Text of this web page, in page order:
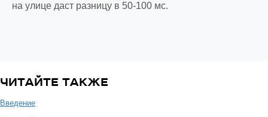
на улице даст разницу в 50-100 мс.
ЧИТАЙТЕ ТАКЖЕ
Введение